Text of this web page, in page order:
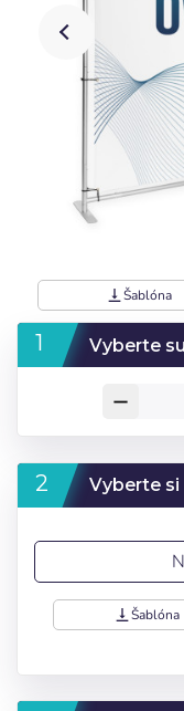
vertical_align_bottomŠablóna
Vyberte
remove
Vyberte
vertical_align_bottomŠablóna